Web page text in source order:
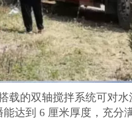
的双轴搅拌系统可对水
达到 6 厘米厚度，充分